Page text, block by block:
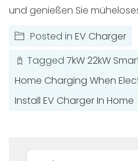
und genießen Sie
Posted in EV Charger
Tagged 7kW 22kW
Home Charging When
Install EV Charger In Home
Suche